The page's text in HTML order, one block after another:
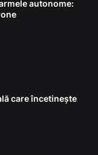
autonome:
care încetinește